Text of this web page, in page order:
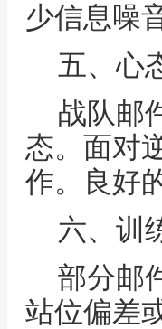
少信息噪
五、心
战队邮
态。面对
作。良好
六、训
部分邮
站位偏差